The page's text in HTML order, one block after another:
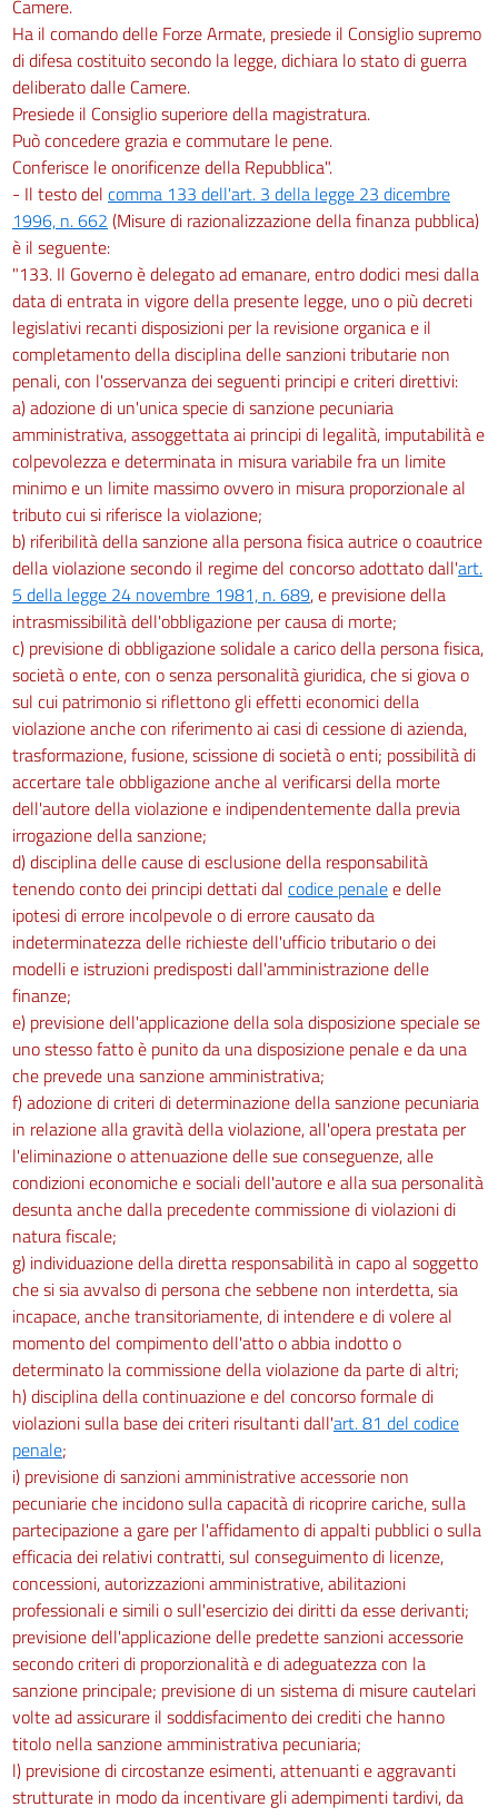
Camere.
Ha il comando delle Forze Armate, presiede il Consiglio supremo
di difesa costituito secondo la legge, dichiara lo stato di guerra
deliberato dalle Camere.
Presiede il Consiglio superiore della magistratura.
Può concedere grazia e commutare le pene.
Conferisce le onorificenze della Repubblica".
- Il testo del comma 133 dell'art. 3 della legge 23 dicembre
1996, n. 662 (Misure di razionalizzazione della finanza pubblica)
è il seguente:
"133. Il Governo è delegato ad emanare, entro dodici mesi dalla
data di entrata in vigore della presente legge, uno o più decreti
legislativi recanti disposizioni per la revisione organica e il
completamento della disciplina delle sanzioni tributarie non
penali, con l'osservanza dei seguenti principi e criteri direttivi:
a) adozione di un'unica specie di sanzione pecuniaria
amministrativa, assoggettata ai principi di legalità, imputabilità e
colpevolezza e determinata in misura variabile fra un limite
minimo e un limite massimo ovvero in misura proporzionale al
tributo cui si riferisce la violazione;
b) riferibilità della sanzione alla persona fisica autrice o coautrice
della violazione secondo il regime del concorso adottato dall'art.
5 della legge 24 novembre 1981, n. 689, e previsione della
intrasmissibilità dell'obbligazione per causa di morte;
c) previsione di obbligazione solidale a carico della persona fisica,
società o ente, con o senza personalità giuridica, che si giova o
sul cui patrimonio si riflettono gli effetti economici della
violazione anche con riferimento ai casi di cessione di azienda,
trasformazione, fusione, scissione di società o enti; possibilità di
accertare tale obbligazione anche al verificarsi della morte
dell'autore della violazione e indipendentemente dalla previa
irrogazione della sanzione;
d) disciplina delle cause di esclusione della responsabilità
tenendo conto dei principi dettati dal codice penalee delle
ipotesi di errore incolpevole o di errore causato da
indeterminatezza delle richieste dell'ufficio tributario o dei
modelli e istruzioni predisposti dall'amministrazione delle
finanze;
e) previsione dell'applicazione della sola disposizione speciale se
uno stesso fatto è punito da una disposizione penale e da una
che prevede una sanzione amministrativa;
f) adozione di criteri di determinazione della sanzione pecuniaria
in relazione alla gravità della violazione, all'opera prestata per
l'eliminazione o attenuazione delle sue conseguenze, alle
condizioni economiche e sociali dell'autore e alla sua personalità
desunta anche dalla precedente commissione di violazioni di
natura fiscale;
g) individuazione della diretta responsabilità in capo al soggetto
che si sia avvalso di persona che sebbene non interdetta, sia
incapace, anche transitoriamente, di intendere e di volere al
momento del compimento dell'atto o abbia indotto o
determinato la commissione della violazione da parte di altri;
h) disciplina della continuazione e del concorso formale di
violazioni sulla base dei criteri risultanti dall'art. 81 del codice
penale;
i) previsione di sanzioni amministrative accessorie non
pecuniarie che incidono sulla capacità di ricoprire cariche, sulla
partecipazione a gare per l'affidamento di appalti pubblici o sulla
efficacia dei relativi contratti, sul conseguimento di licenze,
concessioni, autorizzazioni amministrative, abilitazioni
professionali e simili o sull'esercizio dei diritti da esse derivanti;
previsione dell'applicazione delle predette sanzioni accessorie
secondo criteri di proporzionalità e di adeguatezza con la
sanzione principale; previsione di un sistema di misure cautelari
volte ad assicurare il soddisfacimento dei crediti che hanno
titolo nella sanzione amministrativa pecuniaria;
l) previsione di circostanze esimenti, attenuanti e aggravanti
strutturate in modo da incentivare gli adempimenti tardivi, da